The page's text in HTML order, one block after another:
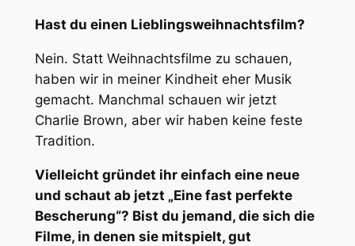
Hast du einen Lieblingsweihnachtsfilm?
Nein. Statt Weihnachtsfilme zu schauen,
haben wir in meiner Kindheit eher Musik
gemacht. Manchmal schauen wir jetzt
Charlie Brown, aber wir haben keine feste
Tradition.
Vielleicht gründet ihr einfach eine neue
und schaut ab jetzt „Eine fast perfekte
Bescherung“? Bist du jemand, die sich die
Filme, in denen sie mitspielt, gut